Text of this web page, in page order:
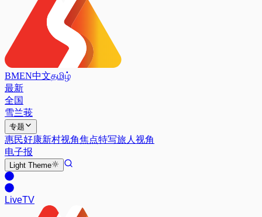
BMEN中文தமிழ்
最新
全国
雪兰莪
专题
惠民好康新村视角焦点特写旅人视角
电子报
Light Theme
LiveTV